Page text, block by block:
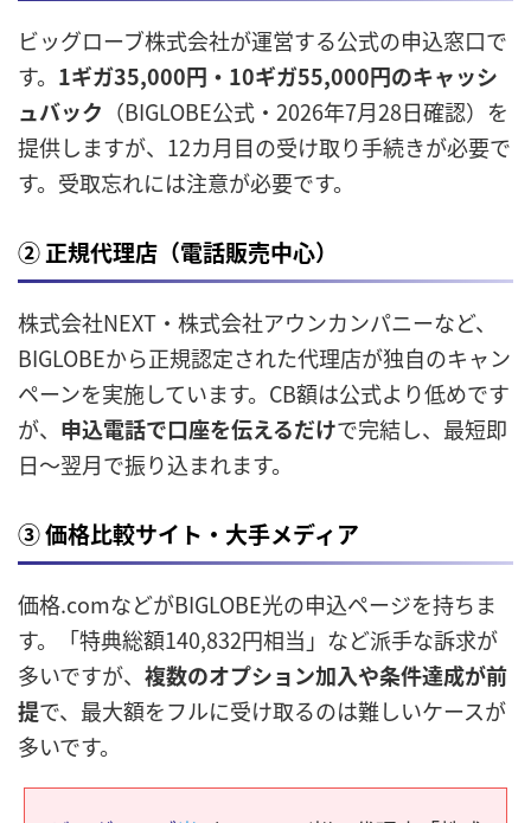
ビッグローブ株式会社が運営する公式の申込窓口で
す。 1ギガ35,000円・10ギガ55,000円のキャッシ
ュバック （BIGLOBE公式・2026年7月28日確認）を
提供しますが、12カ月目の受け取り手続きが必要で
す。受取忘れには注意が必要です。
② 正規代理店（電話販売中心）
株式会社NEXT・株式会社アウンカンパニーなど、
BIGLOBEから正規認定された代理店が独自のキャン
ペーンを実施しています。CB額は公式より低めです
が、 申込電話で口座を伝えるだけで完結し、最短即
日〜翌月で振り込まれます。
③ 価格比較サイト・大手メディア
価格.comなどがBIGLOBE光の申込ページを持ちま
す。「特典総額140,832円相当」など派手な訴求が
多いですが、 複数のオプション加入や条件達成が前
提で、最大額をフルに受け取るのは難しいケースが
多いです。